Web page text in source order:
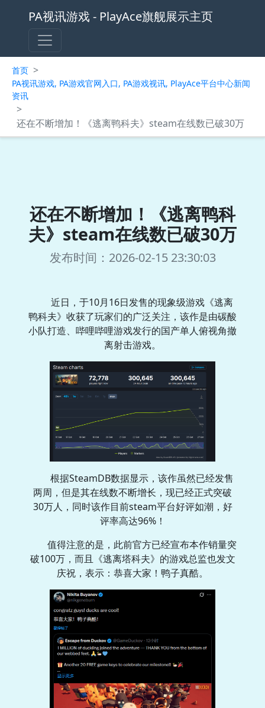
PA视讯游戏 - PlayAce旗舰展示主页
首页 >
PA视讯游戏, PA游戏官网入口, PA游戏视讯, PlayAce平台中心新闻
资讯
>
还在不断增加！《逃离鸭科夫》steam在线数已破30万
还在不断增加！《逃离鸭科
夫》steam在线数已破30万
发布时间：2026-02-15 23:30:03
近日，于10月16日发售的现象级游戏《逃离
鸭科夫》收获了玩家们的广泛关注，该作是由碳酸
小队打造、哔哩哔哩游戏发行的国产单人俯视角撤
离射击游戏。
根据SteamDB数据显示，该作虽然已经发售
两周，但是其在线数不断增长，现已经正式突破
30万人，同时该作目前steam平台好评如潮，好
评率高达96%！
值得注意的是，此前官方已经宣布本作销量突
破100万，而且《逃离塔科夫》的游戏总监也发文
庆祝，表示：恭喜大家！鸭子真酷。